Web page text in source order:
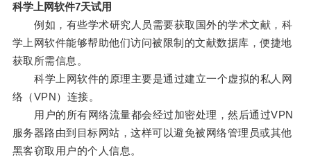
科学上网软件7天试用
例如，有些学术研究人员需要获取国外的学术文献，科
学上网软件能够帮助他们访问被限制的文献数据库，便捷地
获取所需信息。
科学上网软件的原理主要是通过建立一个虚拟的私人网
络（VPN）连接。
用户的所有网络流量都会经过加密处理，然后通过VPN
服务器路由到目标网站，这样可以避免被网络管理员或其他
黑客窃取用户的个人信息。